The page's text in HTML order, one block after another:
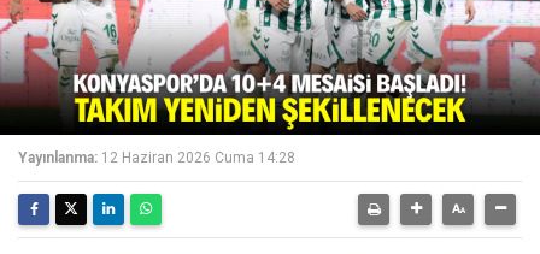
Yayınlanma: 12 Haziran 2026 Cuma 14:28